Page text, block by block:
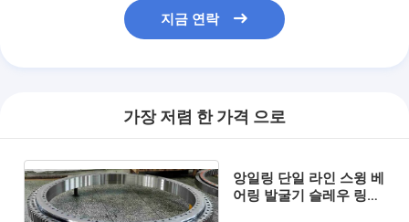
지금 연락
가장 저렴 한 가격 으로
앙일링 단일 라인 스윙 베
어링 발굴기 슬레우 링